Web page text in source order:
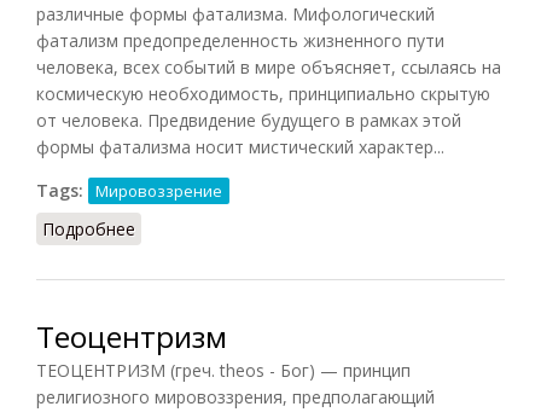
различные формы фатализма. Мифологический
фатализм предопределенность жизненного пути
человека, всех событий в мире объясняет, ссылаясь на
космическую необходимость, принципиально скрытую
от человека. Предвидение будущего в рамках этой
формы фатализма носит мистический характер...
Tags:
Мировоззрение
Подробнее
Теоцентризм
ТЕОЦЕНТРИЗМ (греч. theos - Бог) — принцип
религиозного мировоззрения, предполагающий